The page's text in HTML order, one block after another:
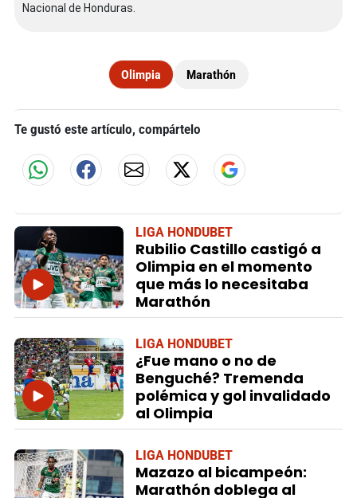
Nacional de Honduras.
Olimpia Marathón
Te gustó este artículo, compártelo
LIGA HONDUBET
Rubilio Castillo castigó a
Olimpia en el momento
que más lo necesitaba
Marathón
LIGA HONDUBET
¿Fue mano o no de
Benguché? Tremenda
polémica y gol invalidado
al Olimpia
LIGA HONDUBET
Mazazo al bicampeón:
Marathón doblega al